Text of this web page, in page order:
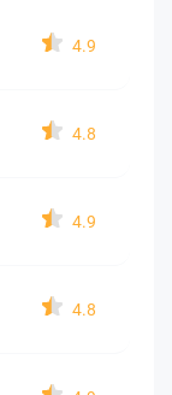
4.9
4.8
4.9
4.8